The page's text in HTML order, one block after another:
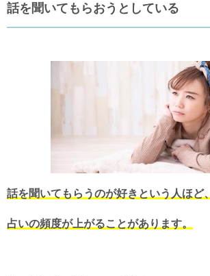
話を聞いてもらおうとしている
話を聞いてもらうのが好きという人ほど、
占いの頻度が上がることがあります。